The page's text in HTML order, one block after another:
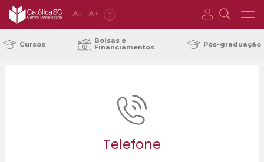
A- A+ ?
Cursos Bolsas e
Financiamentos Pós-graduação
Telefone